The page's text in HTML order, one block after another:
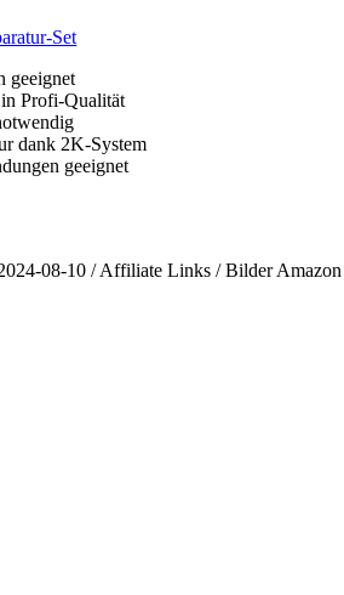
Set
geeignet
Profi-Qualität
dank 2K-System
geeignet
08-10 / Affiliate Links / Bilder Amazon